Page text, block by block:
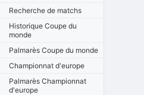
Recherche de matchs
Historique Coupe du
monde
Palmarès Coupe du monde
Championnat d'europe
Palmarès Championnat
d'europe